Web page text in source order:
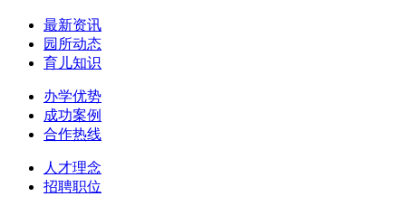
最新资讯
园所动态
育儿知识
办学优势
成功案例
合作热线
人才理念
招聘职位